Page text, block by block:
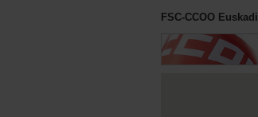
FSC-CCOO Euskadi